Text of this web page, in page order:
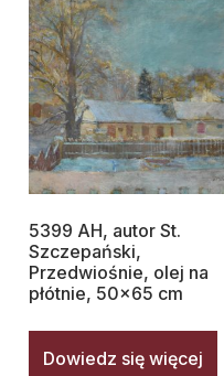
5399 AH, autor St.
Szczepański,
Przedwiośnie, olej na
płótnie, 50×65 cm
Dowiedz się więcej